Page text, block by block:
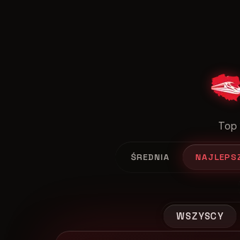
Top
ŚREDNIA
WSZYSCY